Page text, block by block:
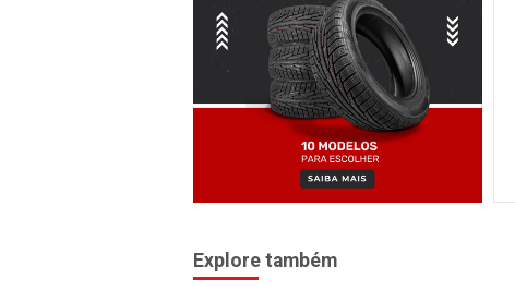
Explore também